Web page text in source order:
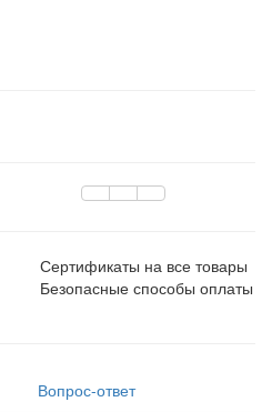
Сертификаты на все товары
Безопасные способы оплаты
Вопрос-ответ